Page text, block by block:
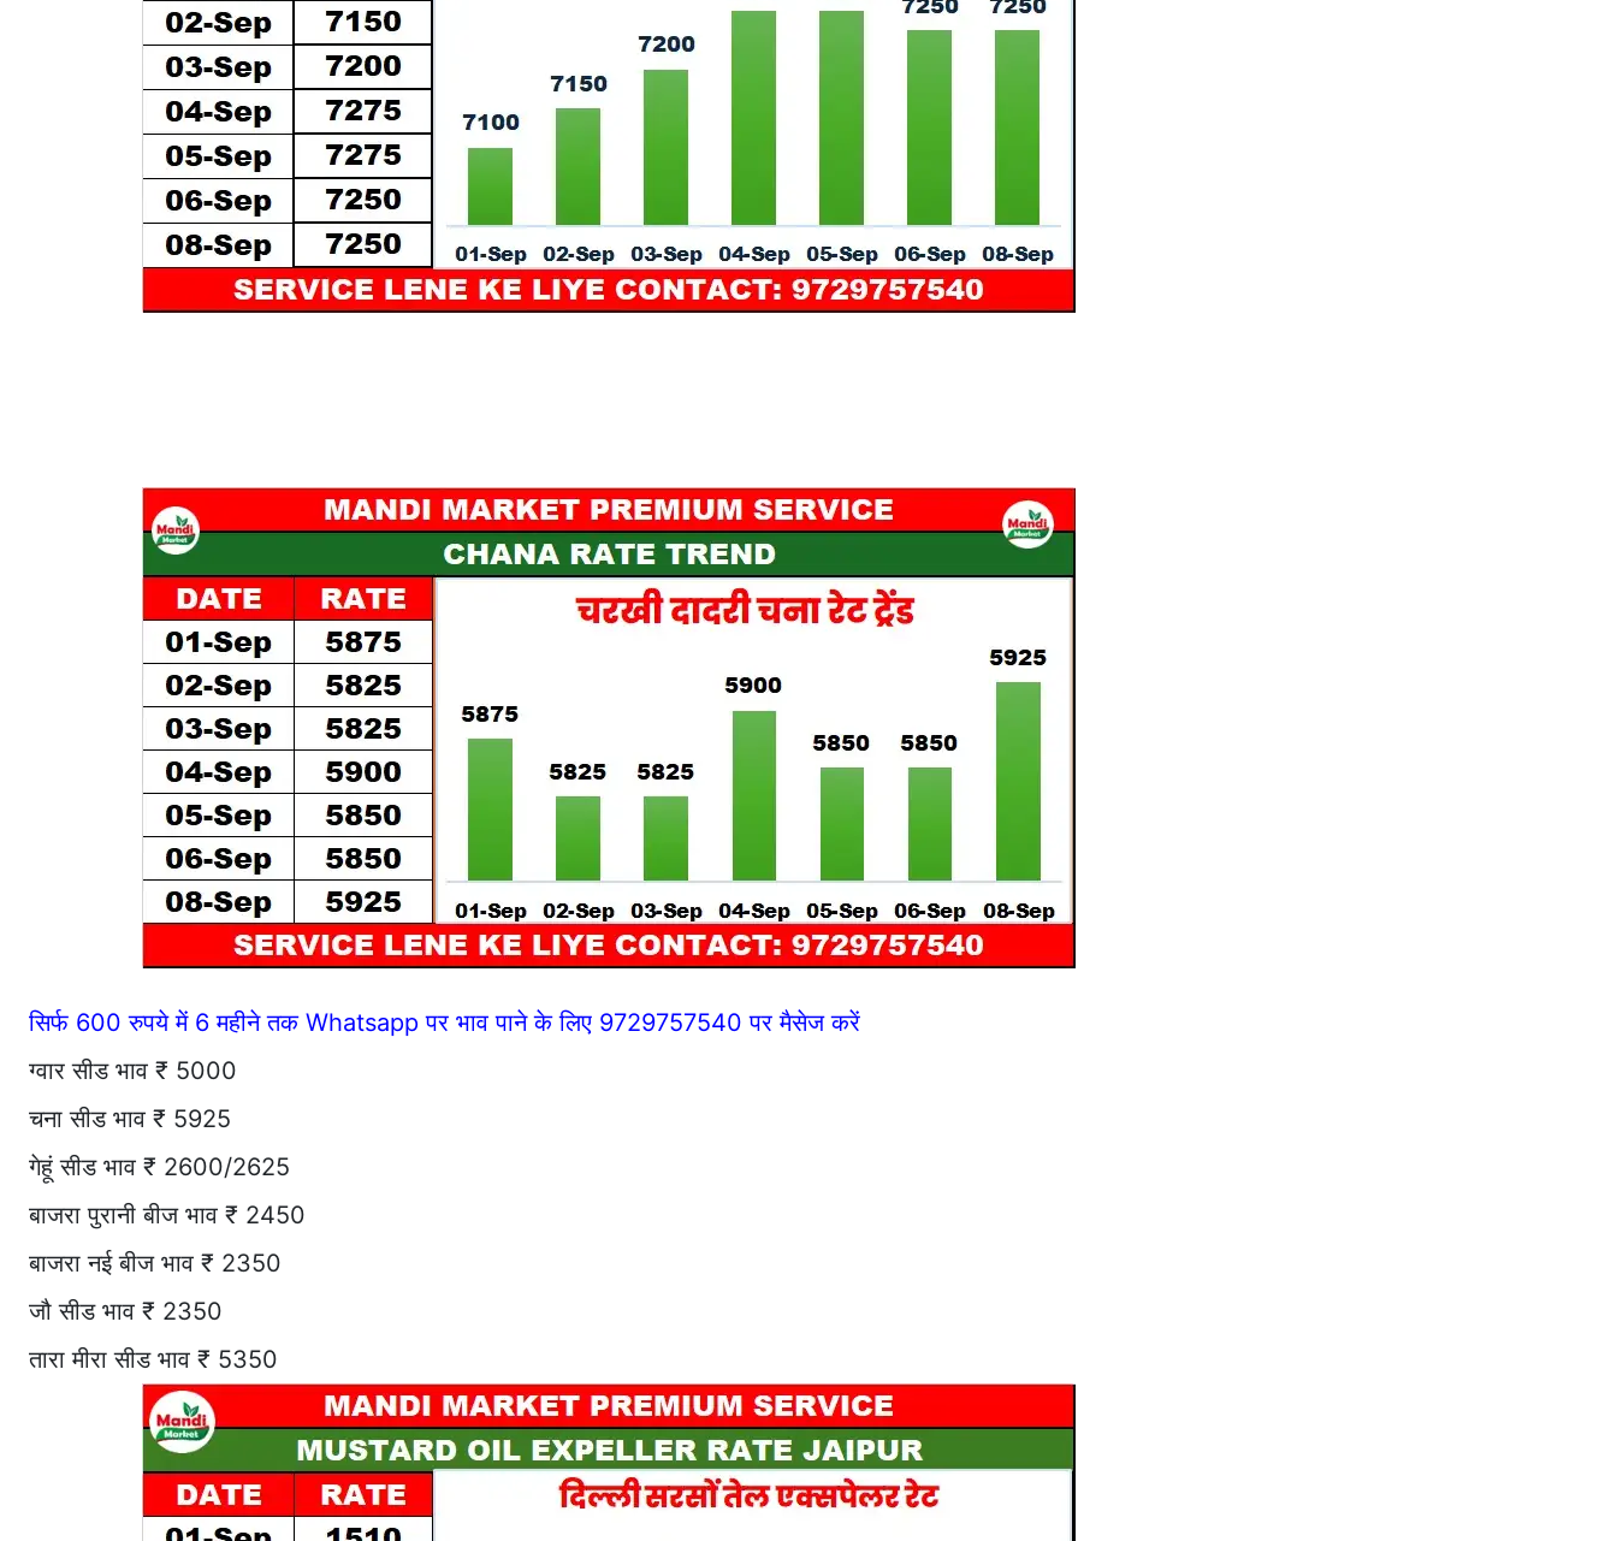
सिर्फ 600 रुपये में 6 महीने तक Whatsapp पर भाव पाने के लिए 9729757540 पर मैसेज करें
ग्वार सीड भाव ₹ 5000
चना सीड भाव ₹ 5925
गेहूं सीड भाव ₹ 2600/2625
बाजरा पुरानी बीज भाव ₹ 2450
बाजरा नई बीज भाव ₹ 2350
जौ सीड भाव ₹ 2350
तारा मीरा सीड भाव ₹ 5350